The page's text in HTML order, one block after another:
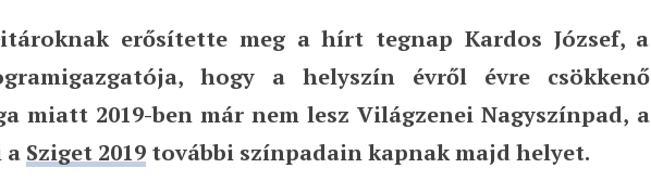
dedikált világzenei helyszíne
erősítette meg a hírt tegnap Kardos József, a
hogy a helyszín évről évre csökkenő
miatt 2019-ben már nem lesz Világzenei Nagyszínpad, a
a Sziget 2019további színpadain kapnak majd helyet.